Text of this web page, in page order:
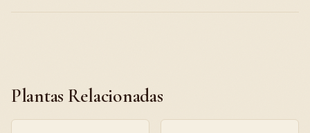
Plantas Relacionadas